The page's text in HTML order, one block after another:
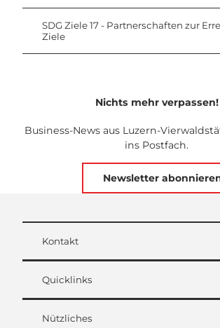
SDG Ziele 17 - Partnerschaften zur
Ziele
Nichts mehr verpassen!
Business-News aus Luzern-
ins Postfach.
Newsletter
Kontakt
Quicklinks
Nützliches